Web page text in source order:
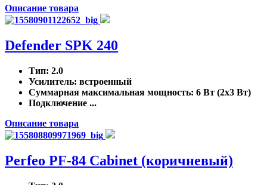
Описание товара
Defender SPK 240
Тип: 2.0
Усилитель: встроенный
Суммарная максимальная мощность: 6 Вт (2x3 Вт)
Подключение ...
Описание товара
Perfeo PF-84 Cabinet (коричневый)